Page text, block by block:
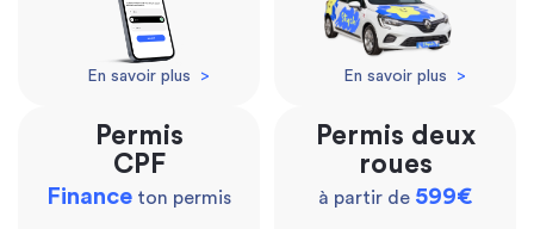
En savoir plus > En savoir plus >
Permis
CPF
Finance ton permis
Permis deux
roues
à partir de 599€